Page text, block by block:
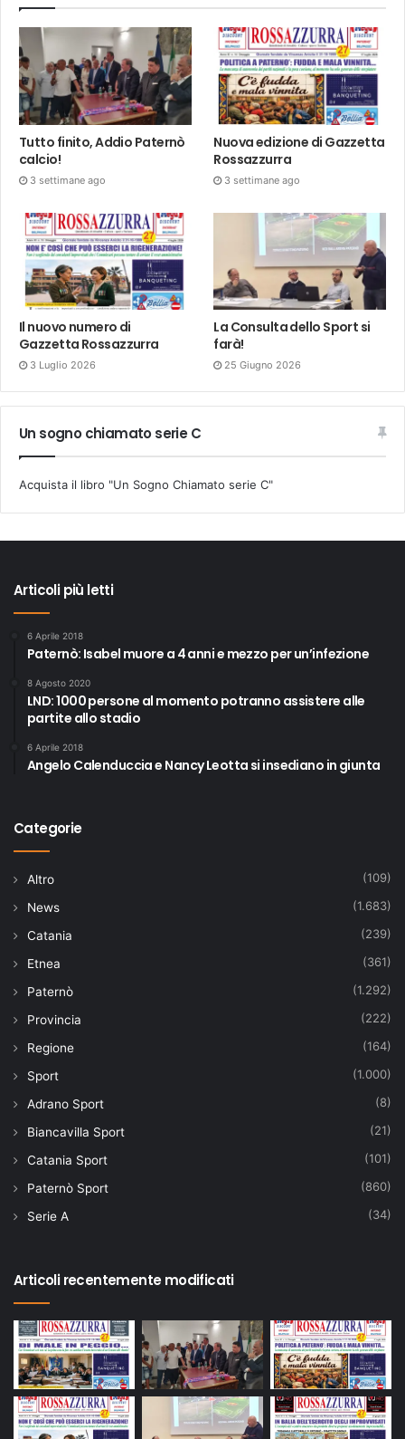
Tutto finito, Addio Paternò
calcio!
3 settimane ago
Nuova edizione di Gazzetta
Rossazzurra
3 settimane ago
Il nuovo numero di
Gazzetta Rossazzurra
3 Luglio 2026
La Consulta dello Sport si
farà!
25 Giugno 2026
Un sogno chiamato serie C
Acquista il libro "Un Sogno Chiamato serie C"
Articoli più letti
6 Aprile 2018
Paternò: Isabel muore a 4 anni e mezzo per un’infezione
8 Agosto 2020
LND: 1000 persone al momento potranno assistere alle
partite allo stadio
6 Aprile 2018
Angelo Calenduccia e Nancy Leotta si insediano in giunta
Categorie
Altro (109)
News (1.683)
Catania (239)
Etnea (361)
Paternò (1.292)
Provincia (222)
Regione (164)
Sport (1.000)
Adrano Sport (8)
Biancavilla Sport (21)
Catania Sport (101)
Paternò Sport (860)
Serie A (34)
Articoli recentemente modificati